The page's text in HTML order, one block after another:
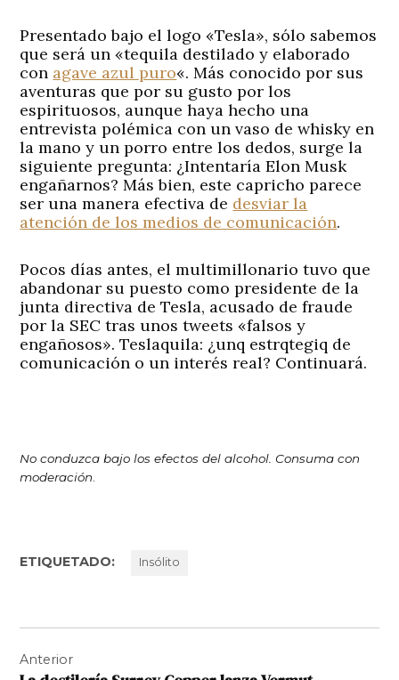
Presentado bajo el logo «Tesla», sólo sabemos
que será un «tequila destilado y elaborado
con agave azul puro«. Más conocido por sus
aventuras que por su gusto por los
espirituosos, aunque haya hecho una
entrevista polémica con un vaso de whisky en
la mano y un porro entre los dedos, surge la
siguiente pregunta: ¿Intentaría Elon Musk
engañarnos? Más bien, este capricho parece
ser una manera efectiva de desviar la
atención de los medios de comunicación.
Pocos días antes, el multimillonario tuvo que
abandonar su puesto como presidente de la
junta directiva de Tesla, acusado de fraude
por la SEC tras unos tweets «falsos y
engañosos». Teslaquila: ¿unq estrqtegiq de
comunicación o un interés real? Continuará.
No conduzca bajo los efectos del alcohol. Consuma con
moderación.
ETIQUETADO: Insólito
de
Anterior